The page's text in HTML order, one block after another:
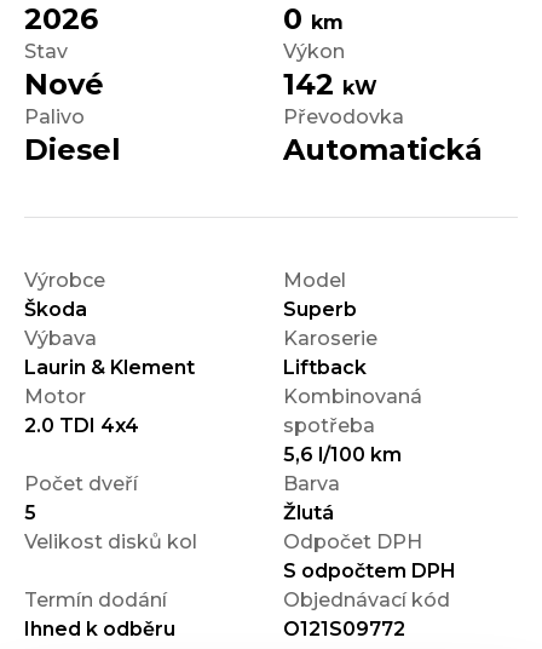
2026 0 km
Stav
Nové
Výkon
142 kW
Palivo
Diesel
Převodovka
Automatická
Výrobce
Škoda
Model
Superb
Výbava
Laurin & Klement
Karoserie
Liftback
Motor
2.0 TDI 4x4
Kombinovaná
spotřeba
5,6 l/100 km
Počet dveří
5
Barva
Žlutá
Velikost disků kol
Odpočet DPH
S odpočtem DPH
Termín dodání
Ihned k odběru
Objednávací kód
O121S09772